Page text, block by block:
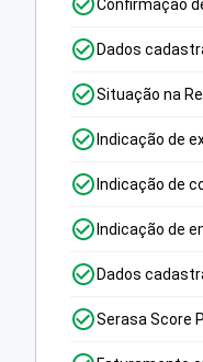
Confirmação
Dados
Situação na
Indicação de
Indicação de
Indicação de
Dados
Serasa Score